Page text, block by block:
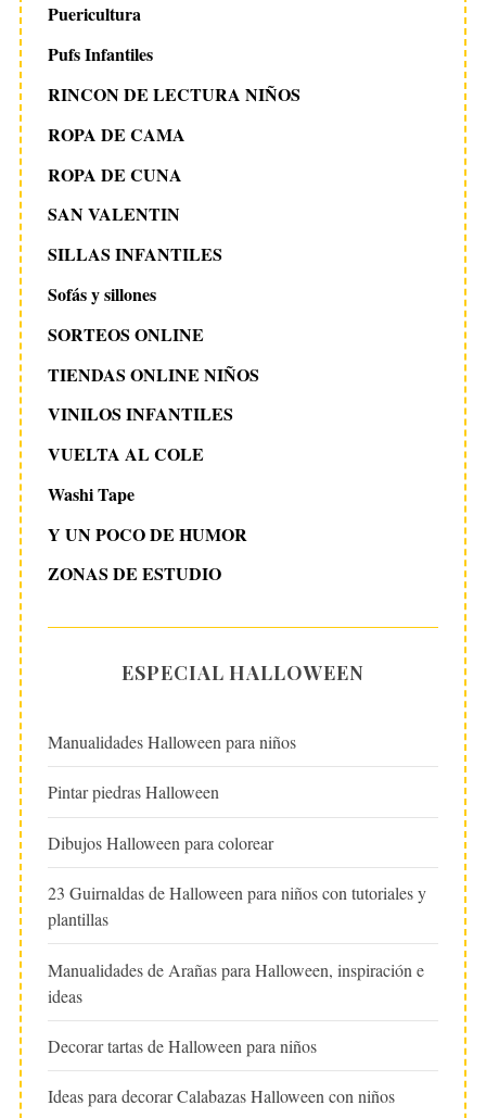
Puericultura
Pufs Infantiles
RINCON DE LECTURA NIÑOS
ROPA DE CAMA
ROPA DE CUNA
SAN VALENTIN
SILLAS INFANTILES
Sofás y sillones
SORTEOS ONLINE
TIENDAS ONLINE NIÑOS
VINILOS INFANTILES
VUELTA AL COLE
Washi Tape
Y UN POCO DE HUMOR
ZONAS DE ESTUDIO
ESPECIAL HALLOWEEN
Manualidades Halloween para niños
Pintar piedras Halloween
Dibujos Halloween para colorear
23 Guirnaldas de Halloween para niños con tutoriales y
plantillas
Manualidades de Arañas para Halloween, inspiración e
ideas
Decorar tartas de Halloween para niños
Ideas para decorar Calabazas Halloween con niños